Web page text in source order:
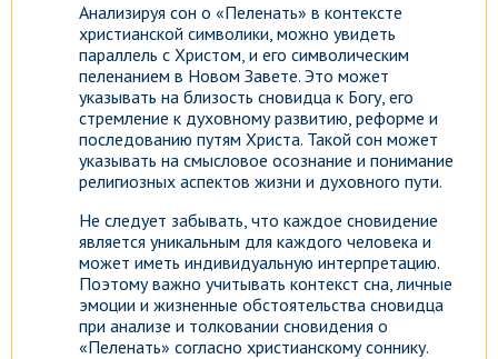
Анализируя сон о «Пеленать» в контексте
христианской символики, можно увидеть
параллель с Христом, и его символическим
пеленанием в Новом Завете. Это может
указывать на близость сновидца к Богу, его
стремление к духовному развитию, реформе и
последованию путям Христа. Такой сон может
указывать на смысловое осознание и понимание
религиозных аспектов жизни и духовного пути.
Не следует забывать, что каждое сновидение
является уникальным для каждого человека и
может иметь индивидуальную интерпретацию.
Поэтому важно учитывать контекст сна, личные
эмоции и жизненные обстоятельства сновидца
при анализе и толковании сновидения о
«Пеленать» согласно христианскому соннику.